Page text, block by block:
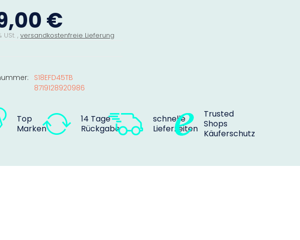
€
USt. , versandkostenfreie Lieferung
S18EFD45TB
8719128920986
Top
Marken
14 Tage
Rückgabe
schnelle
Lieferzeiten
Trusted
Shops
Käuferschutz